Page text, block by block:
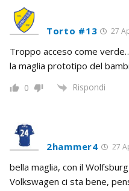
Torto #13 27
Troppo acceso come
la maglia prototipo del
0 Rispondi
2hammer4 27
bella maglia, con il
Volkswagen ci sta bene,